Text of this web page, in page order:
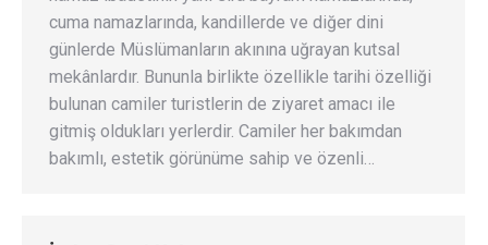
cuma namazlarında, kandillerde ve diğer dini
günlerde Müslümanların akınına uğrayan kutsal
mekânlardır. Bununla birlikte özellikle tarihi özelliği
bulunan camiler turistlerin de ziyaret amacı ile
gitmiş oldukları yerlerdir. Camiler her bakımdan
bakımlı, estetik görünüme sahip ve özenli…